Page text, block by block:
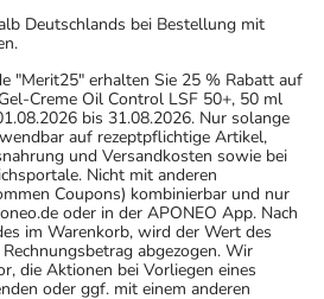
Deutschlands bei Bestellung mit
"Merit25" erhalten Sie 25 % Rabatt auf
Creme Oil Control LSF 50+, 50 ml
bis 31.08.2026. Nur solange
auf rezeptpflichtige Artikel,
und Versandkosten sowie bei
Nicht mit anderen
Coupons) kombinierbar und nur
oder in der APONEO App. Nach
im Warenkorb, wird der Wert des
abgezogen. Wir
die Aktionen bei Vorliegen eines
oder ggf. mit einem anderen